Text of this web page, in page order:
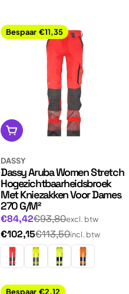
Bespaar €11,35
Opties kiezen
DASSY
Dassy Aruba Women Stretch
Hogezichtbaarheidsbroek
Met Kniezakken Voor Dames
270 G/M²
Aanbiedingsprijs
€84,42
Normale
prijs
€93,80excl. btw
€102,15
Normale
prijs
€113,50incl. btw
Bespaar €2,12